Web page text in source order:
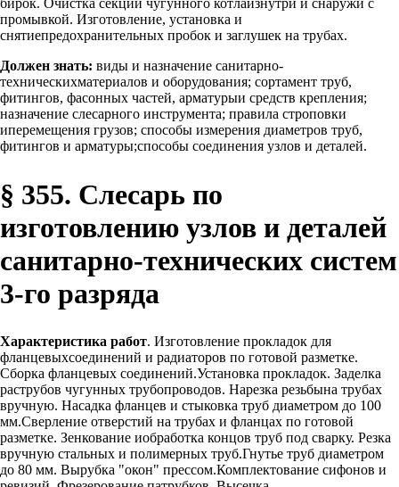
бирок. Очистка секций чугунного котлаизнутри и снаружи с
промывкой. Изготовление, установка и
снятиепредохранительных пробок и заглушек на трубах.
Должен знать: виды и назначение санитарно-
техническихматериалов и оборудования; сортамент труб,
фитингов, фасонных частей, арматурыи средств крепления;
назначение слесарного инструмента; правила строповки
иперемещения грузов; способы измерения диаметров труб,
фитингов и арматуры;способы соединения узлов и деталей.
§ 355. Слесарь по
изготовлению узлов и деталей
санитарно-технических систем
3-го разряда
Характеристика работ. Изготовление прокладок для
фланцевыхсоединений и радиаторов по готовой разметке.
Сборка фланцевых соединений.Установка прокладок. Заделка
раструбов чугунных трубопроводов. Нарезка резьбына трубах
вручную. Насадка фланцев и стыковка труб диаметром до 100
мм.Сверление отверстий на трубах и фланцах по готовой
разметке. Зенкование иобработка концов труб под сварку. Резка
вручную стальных и полимерных труб.Гнутье труб диаметром
до 80 мм. Вырубка "окон" прессом.Комплектование сифонов и